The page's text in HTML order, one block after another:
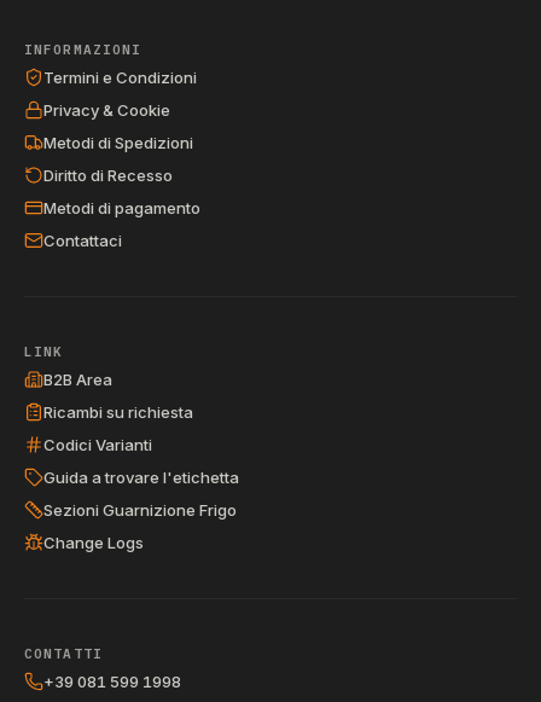
INFORMAZIONI
Termini e Condizioni
Privacy & Cookie
Metodi di Spedizioni
Diritto di Recesso
Metodi di pagamento
Contattaci
LINK
B2B Area
Ricambi su richiesta
Codici Varianti
Guida a trovare l'etichetta
Sezioni Guarnizione Frigo
Change Logs
CONTATTI
+39 081 599 1998